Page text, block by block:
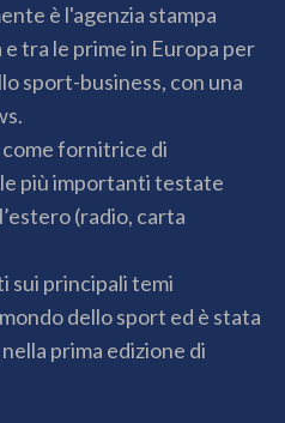
è l'agenzia stampa
tra le prime in Europa per
sport-business, con una
fornitrice di
più importanti testate
(radio, carta
sui principali temi
dello sport ed è stata
prima edizione di